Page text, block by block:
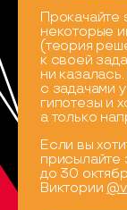
Прокачайте
некоторые
(теория
к своей
ни
с задачами
гипотезы и
а только
Если вы
присылайте
до 30
Виктории